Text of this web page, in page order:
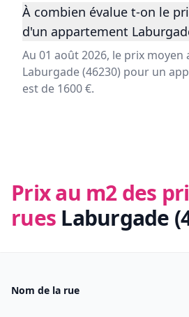
À combien évalue t-on le
d'un appartement
Au 01 août 2026, le prix moyen
Laburgade (46230) pour un
est de 1600 €.
Prix au m2 des
rues Laburgade
Nom de la rue